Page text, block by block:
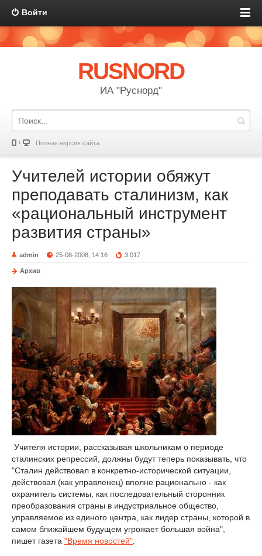
Войти
RUSNORD
ИА "Руснорд"
Полная версия сайта
Учителей истории обяжут
преподавать сталинизм, как
«рациональный инструмент
развития страны»
admin 25-08-2008, 14:16 3 017
Архив
Учителя истории, рассказывая школьникам о периоде
сталинских репрессий, должны будут теперь показывать, что
"Сталин действовал в конкретно-исторической ситуации,
действовал (как управленец) вполне рационально - как
охранитель системы, как последовательный сторонник
преобразования страны в индустриальное общество,
управляемое из единого центра, как лидер страны, которой в
самом ближайшем будущем угрожает большая война",
пишет газета "Время новостей"